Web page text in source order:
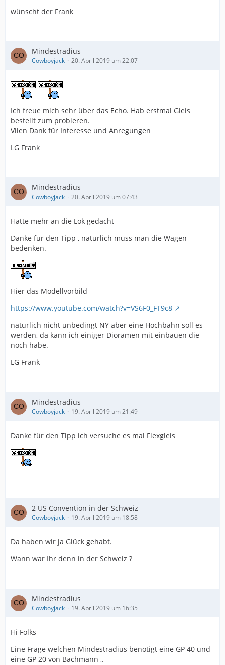
wünscht der Frank
Mindestradius
Cowboyjack 20. April 2019 um 22:07
Ich freue mich sehr über das Echo. Hab erstmal Gleis
bestellt zum probieren.
Vilen Dank für Interesse und Anregungen
LG Frank
Mindestradius
Cowboyjack 20. April 2019 um 07:43
Hatte mehr an die Lok gedacht
Danke für den Tipp , natürlich muss man die Wagen
bedenken.
Hier das Modellvorbild
https://www.youtube.com/watch?v=VS6F0_FT9c8
natürlich nicht unbedingt NY aber eine Hochbahn soll es
werden, da kann ich einiger Dioramen mit einbauen die
noch habe.
LG Frank
Mindestradius
Cowboyjack 19. April 2019 um 21:49
Danke für den Tipp ich versuche es mal Flexgleis
2 US Convention in der Schweiz
Cowboyjack 19. April 2019 um 18:58
Da haben wir ja Glück gehabt.
Wann war Ihr denn in der Schweiz ?
Mindestradius
Cowboyjack 19. April 2019 um 16:35
Hi Folks
Eine Frage welchen Mindestradius benötigt eine GP 40 und
eine GP 20 von Bachmann ,.